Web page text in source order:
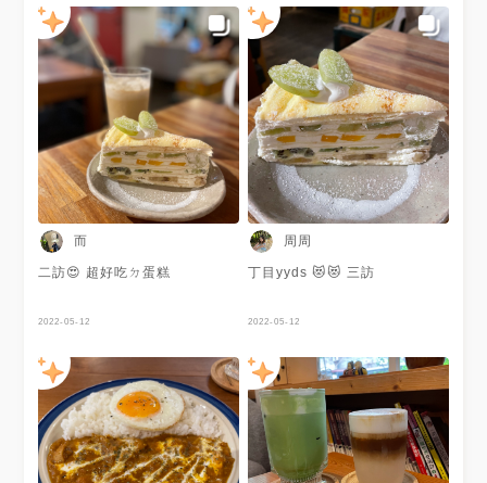
真的很安靜舒服‼️座位區也不會
太擁擠❕ 這次沒吃到鹹食，聽說
咖哩飯滿厲害👁‍🗨 . ✎ 雪藏優格
起士-藍莓 ʂ150 身為藍莓🫐愛
好者，有藍莓就先點❗️這個切面
真的太美了〰️整快優格起士甜度
非常剛好〰️配上酸酸的藍莓真的
絕配💕 ✎ 芒果馬士卡彭塔 ʂ160
芒果季到了，看到芒果絕對有要
先點來吃🤤也是甜度超級剛好的
一塊♡ 奶油甜度不會太高下層
酥軟❗️ ✎ 沖繩黑糖牛奶 ʂ150 平
常有咖啡就不會點其他飲品，牛
奶系列飲品絕不點，有黑糖絕不
點🤣但是這杯真的打破我對黑糖
牛奶的印象〰️完全沒有想像中的
該是中淺焙的豆，不會太酸也不
甜點標配一杯美式啊🥹 / 🔍 六
丁目 cafe ➡️
@rokucyomecafe 🔸內用低消
每人一杯飲品 🔸無訂位 🈺️
12:00～21:00 - - -
#JSfoodiemap☕️🍽 #不是在咖
啡廳就是在跑咖的路上 #台北咖
啡廳#台北甜點#台北下午茶#台
而
二訪😍 超好吃ㄉ蛋糕
2022-05-12
周周
丁目yyds 😻😻 三訪
2022-05-12